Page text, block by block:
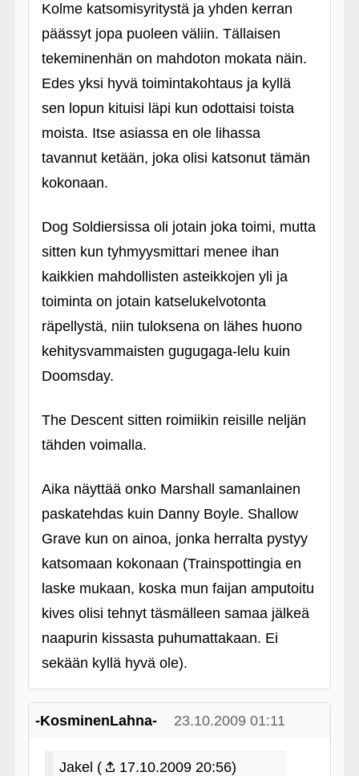
Kolme katsomisyritystä ja yhden kerran
päässyt jopa puoleen väliin. Tällaisen
tekeminenhän on mahdoton mokata näin.
Edes yksi hyvä toimintakohtaus ja kyllä
sen lopun kituisi läpi kun odottaisi toista
moista. Itse asiassa en ole lihassa
tavannut ketään, joka olisi katsonut tämän
kokonaan.
Dog Soldiersissa oli jotain joka toimi, mutta
sitten kun tyhmyysmittari menee ihan
kaikkien mahdollisten asteikkojen yli ja
toiminta on jotain katselukelvotonta
räpellystä, niin tuloksena on lähes huono
kehitysvammaisten gugugaga-lelu kuin
Doomsday.
The Descent sitten roimiikin reisille neljän
tähden voimalla.
Aika näyttää onko Marshall samanlainen
paskatehdas kuin Danny Boyle. Shallow
Grave kun on ainoa, jonka herralta pystyy
katsomaan kokonaan (Trainspottingia en
laske mukaan, koska mun faijan amputoitu
kives olisi tehnyt täsmälleen samaa jälkeä
naapurin kissasta puhumattakaan. Ei
sekään kyllä hyvä ole).
-KosminenLahna- 23.10.2009 01:11
Jakel (
17.10.2009 20:56)